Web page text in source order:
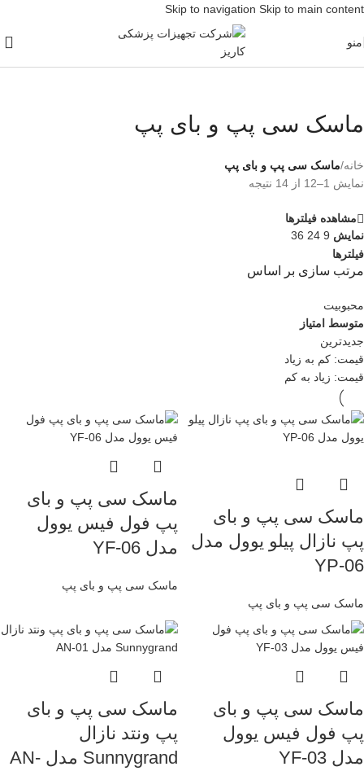
Skip to navigation Skip to main content
منو
ماسک سی پپ و بای پپ
خانه/ماسک سی پپ و بای پپ
نمایش 1–12 از 14 نتیجه
مشاهده فیلترها
نمایش 9
24
36
فیلترها
مرتب سازی بر اساس
محبوبیت
متوسط امتیاز
جدیدترین
قیمت: کم به زیاد
قیمت: زیاد به کم
ماسک سی پپ و بای
پپ نازال پیلو یوول مدل
YP-06
ماسک سی پپ و بای پپ
ماسک سی پپ و بای
پپ فول فیس یوول
مدل YF-06
ماسک سی پپ و بای پپ
ماسک سی پپ و بای
پپ فول فیس یوول
مدل YF-03
ماسک سی پپ و بای
پپ ونتد نازال
Sunnygrand مدل AN-